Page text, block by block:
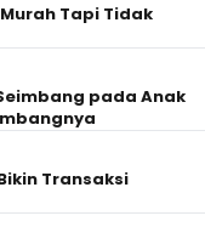
Tapi Tidak
pada Anak
Transaksi